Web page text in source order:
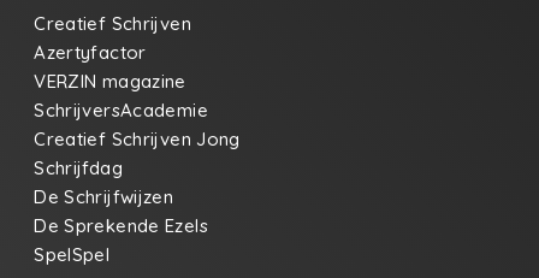
Creatief Schrijven
Azertyfactor
VERZIN magazine
SchrijversAcademie
Creatief Schrijven Jong
Schrijfdag
De Schrijfwijzen
De Sprekende Ezels
SpelSpel